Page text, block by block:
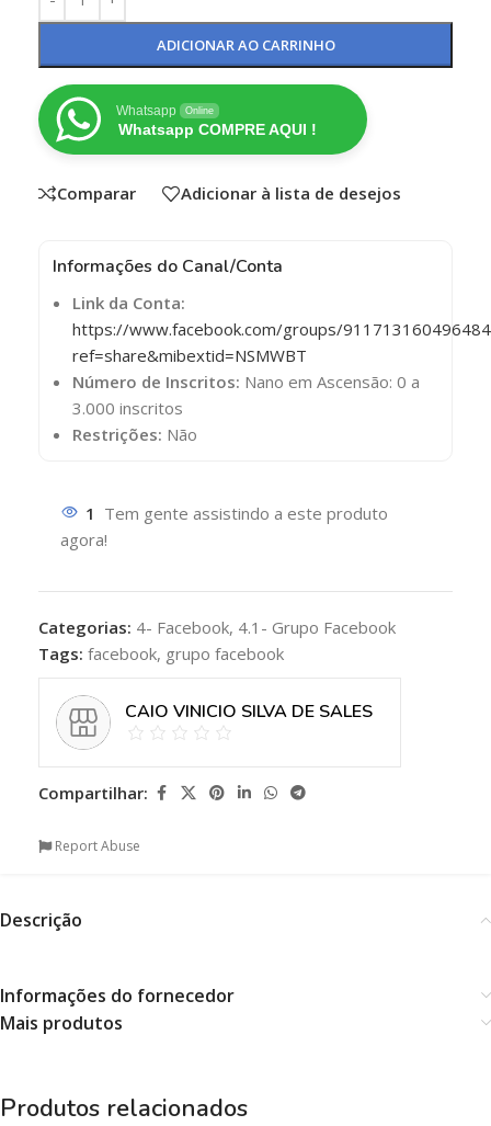
ADICIONAR AO CARRINHO
Whatsapp Online
Whatsapp COMPRE AQUI !
Comparar Adicionar à lista de desejos
Informações do Canal/Conta
Link da Conta:
https://www.facebook.com/groups/
ref=share&mibextid=NSMWBT
Número de Inscritos: Nano em Ascensão: 0 a
3.000 inscritos
Restrições: Não
1 Tem gente assistindo a este produto
agora!
Categorias: 4- Facebook, 4.1- Grupo Facebook
Tags: facebook, grupo facebook
CAIO VINICIO SILVA DE SALES
Compartilhar:
Report Abuse
Descrição
Informações do fornecedor
Mais produtos
Produtos relacionados